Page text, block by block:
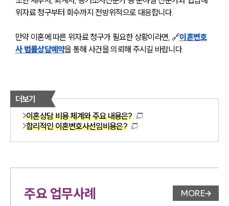
위자료 청구부터 회수까지 전방위적으로 대응합니다.
만약 이혼에 따른 위자료 청구가 필요한 상황이라면, 🔗이혼변호
사 법률상담예약을 통해 사건을 의뢰해 주시길 바랍니다.
더보기
이혼상담 비용 체계와 주요 내용은?
합리적인 이혼변호사선임비용은?
주요 업무사례 업무사례
MORE